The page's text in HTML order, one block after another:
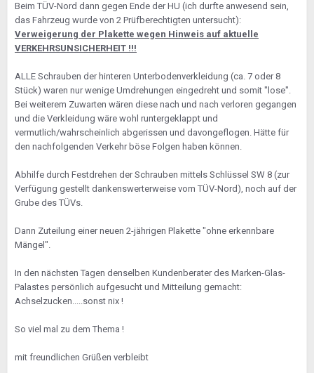
Beim TÜV-Nord dann gegen Ende der HU (ich durfte anwesend sein,
das Fahrzeug wurde von 2 Prüfberechtigten untersucht):
Verweigerung der Plakette wegen Hinweis auf aktuelle
VERKEHRSUNSICHERHEIT !!!
ALLE Schrauben der hinteren Unterbodenverkleidung (ca. 7 oder 8
Stück) waren nur wenige Umdrehungen eingedreht und somit "lose".
Bei weiterem Zuwarten wären diese nach und nach verloren gegangen
und die Verkleidung wäre wohl runtergeklappt und
vermutlich/wahrscheinlich abgerissen und davongeflogen. Hätte für
den nachfolgenden Verkehr böse Folgen haben können.
Abhilfe durch Festdrehen der Schrauben mittels Schlüssel SW 8 (zur
Verfügung gestellt dankenswerterweise vom TÜV-Nord), noch auf der
Grube des TÜVs.
Dann Zuteilung einer neuen 2-jährigen Plakette "ohne erkennbare
Mängel".
In den nächsten Tagen denselben Kundenberater des Marken-Glas-
Palastes persönlich aufgesucht und Mitteilung gemacht:
Achselzucken.....sonst nix !
So viel mal zu dem Thema !
mit freundlichen Grüßen verbleibt